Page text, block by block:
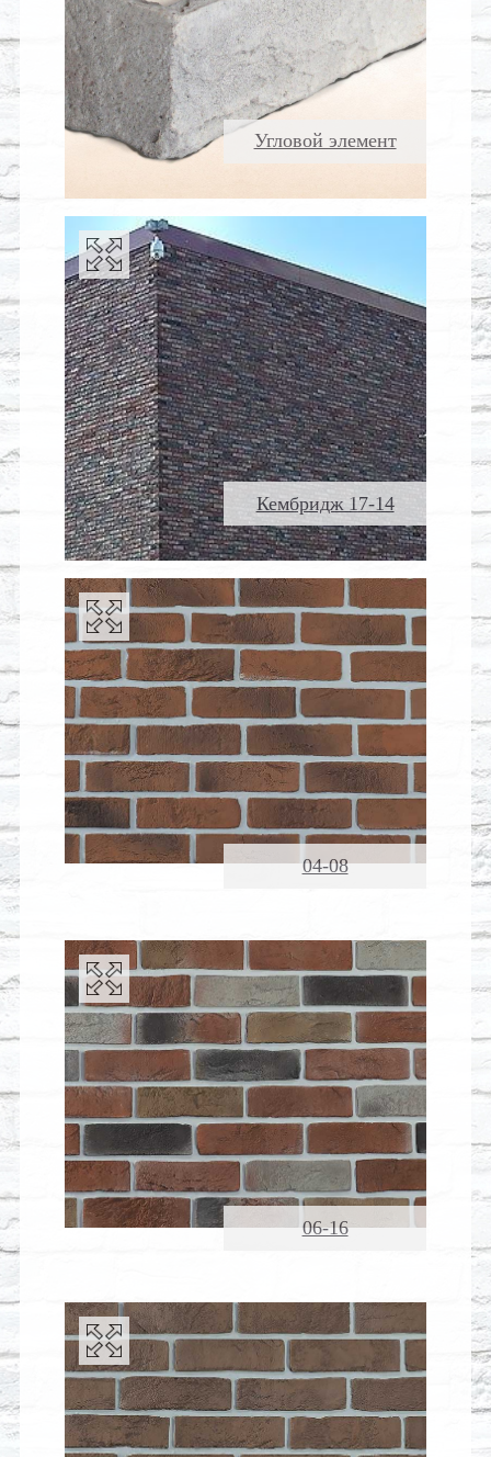
Угловой элемент
Кембридж 17-14
04-08
06-16